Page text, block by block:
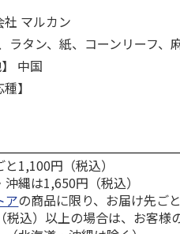
社 マルカン
ラタン、紙、コーンリーフ、
中国
】
1,100円（税込）
縄は1,650円（税込）
アの商品に限り、お届け先ご
税込）以上の場合は、お客様